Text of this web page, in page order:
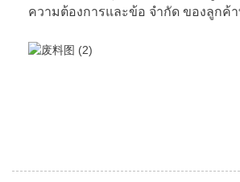
ความต้องการและข้อ จำกัด ของลูกค้